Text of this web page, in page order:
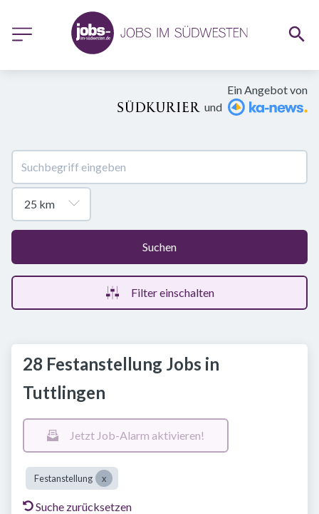
Ein Angebot von
und
Suchen
Filter einschalten
28 Festanstellung Jobs in
Tuttlingen
Jetzt Job-Alarm aktivieren!
Festanstellung
Suche zurücksetzen